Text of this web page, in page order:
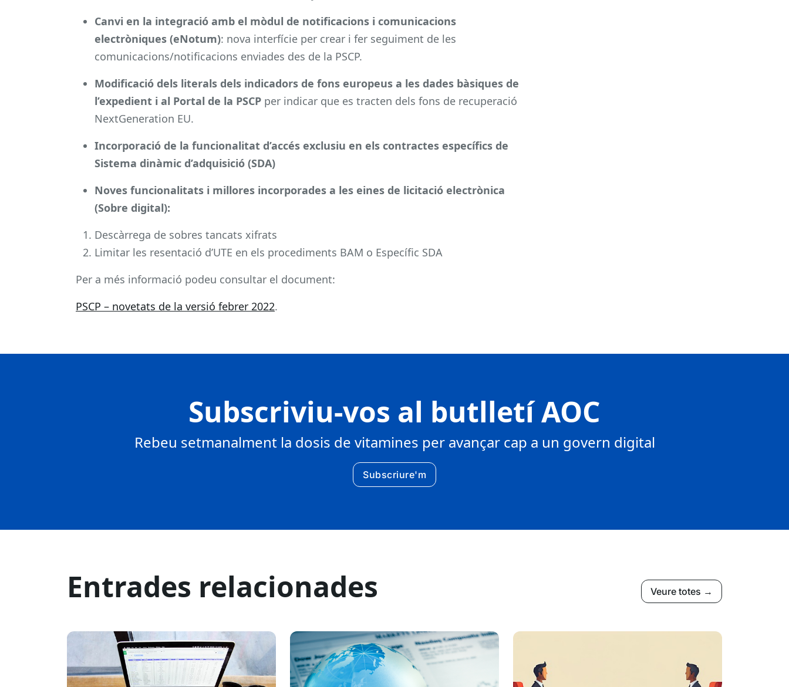
Canvi en la integració amb el mòdul de notificacions i comunicacions
electròniques (eNotum): nova interfície per crear i fer seguiment de les
comunicacions/notificacions enviades des de la PSCP.
Modificació dels literals dels indicadors de fons europeus a les dades bàsiques de
l’expedient i al Portal de la PSCP per indicar que es tracten dels fons de recuperació
NextGeneration EU.
Incorporació de la funcionalitat d’accés exclusiu en els contractes específics de
Sistema dinàmic d’adquisició (SDA)
Noves funcionalitats i millores incorporades a les eines de licitació electrònica
(Sobre digital):
Descàrrega de sobres tancats xifrats
Limitar les resentació d’UTE en els procediments BAM o Específic SDA
Per a més informació podeu consultar el document:
PSCP – novetats de la versió febrer 2022.
Subscriviu-vos al butlletí AOC
Rebeu setmanalment la dosis de vitamines per avançar cap a un govern digital
Subscriure'm
Entrades relacionades Veure totes →